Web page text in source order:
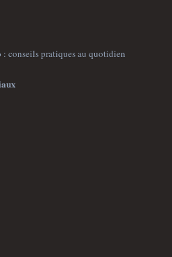
conseils pratiques au quotidien